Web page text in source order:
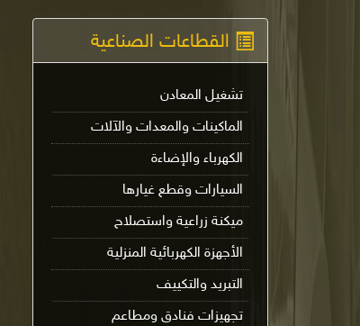
القطاعات الصناعية
تشغيل المعادن
الماكينات والمعدات والآلات
الكهرباء والإضاءة
السيارات وقطع غيارها
ميكنة زراعية واستصلاح
الأجهزة الكهربائية المنزلية
التبريد والتكييف
تجهيزات فنادق ومطاعم